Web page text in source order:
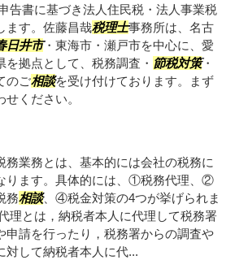
告書に基づき法人住民税・法人事業税
ます。佐藤昌哉税理士事務所は、名古
日井市・東海市・瀬戸市を中心に、愛
拠点として、税務調査・ 節税対策・
のご相談を受け付けております。まず
ください。
務業務とは、基本的には会社の税務に
ります。具体的には、①税務代理、②
務相談、④税金対策の4つが挙げられま
理とは，納税者本人に代理して税務署
申請を行ったり，税務署からの調査や
対して納税者本人に代...